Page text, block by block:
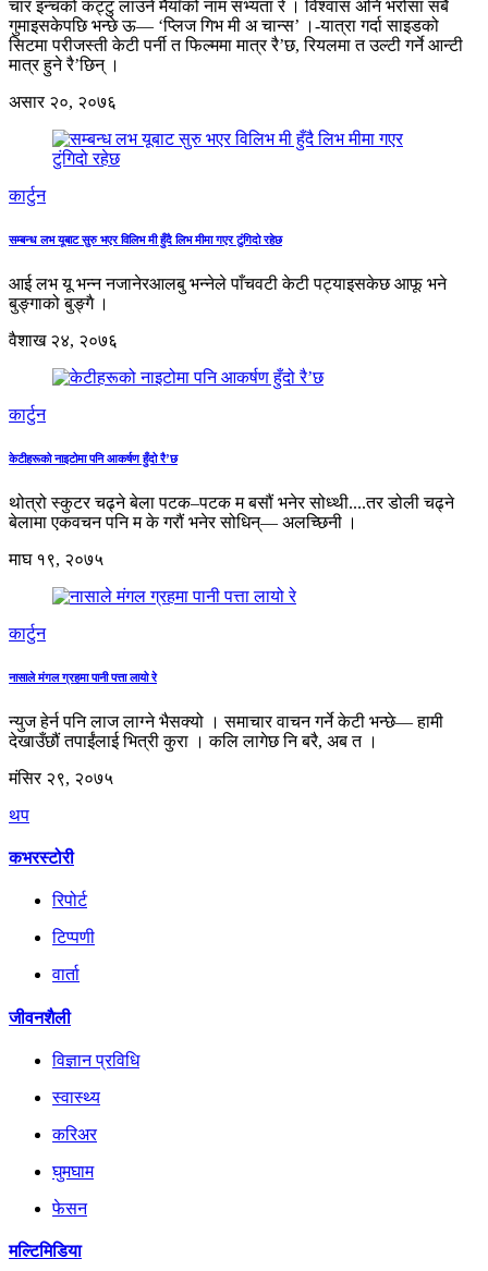
चार इन्चको कट्टु लाउने मैयाँको नाम सभ्यता रे । विश्वास अनि भरोसा सबै
गुमाइसकेपछि भन्छे ऊ— ‘प्लिज गिभ मी अ चान्स’ ।-यात्रा गर्दा साइडको
सिटमा परीजस्ती केटी पर्नी त फिल्ममा मात्र रै’छ, रियलमा त उल्टी गर्ने आन्टी
मात्र हुने रै’छिन् ।
असार २०, २०७६
कार्टुन
सम्बन्ध लभ यूबाट सुरु भएर विलिभ मी हुँदै लिभ मीमा गएर टुंगिदो रहेछ
आई लभ यू भन्न नजानेरआलबु भन्नेले पाँचवटी केटी पट्याइसकेछ आफू भने
बुङ्गाको बुङ्गै ।
वैशाख २४, २०७६
कार्टुन
केटीहरूको नाइटोमा पनि आकर्षण हुँदो रै’छ
थोत्रो स्कुटर चढ्ने बेला पटक–पटक म बसौं भनेर सोध्थी....तर डोली चढ्ने
बेलामा एकवचन पनि म के गरौं भनेर सोधिन्— अलच्छिनी ।
माघ १९, २०७५
कार्टुन
नासाले मंगल ग्रहमा पानी पत्ता लायो रे
न्युज हेर्न पनि लाज लाग्ने भैसक्यो । समाचार वाचन गर्ने केटी भन्छे— हामी
देखाउँछौं तपाईंलाई भित्री कुरा । कलि लागेछ नि बरै, अब त ।
मंसिर २९, २०७५
थप
कभरस्टोरी
रिपोर्ट
टिप्पणी
वार्ता
जीवनशैली
विज्ञान प्रविधि
स्वास्थ्य
करिअर
घुमघाम
फेसन
मल्टिमिडिया